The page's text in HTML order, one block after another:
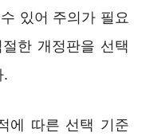
있어 주의가 필요
한 개정판을 선택
.
에 따른 선택 기준